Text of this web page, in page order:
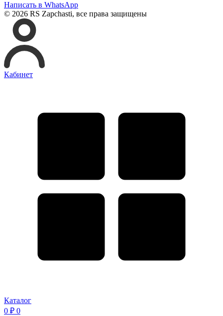
Написать в WhatsApp
© 2026 RS Zapchasti, все права защищены
Кабинет
Каталог
0 ₽ 0